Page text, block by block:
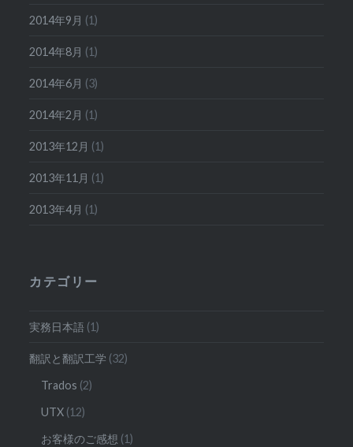
2014年9月 (1)
2014年8月 (1)
2014年6月 (3)
2014年2月 (1)
2013年12月 (1)
2013年11月 (1)
2013年4月 (1)
カテゴリー
実務日本語 (1)
翻訳と翻訳工学 (32)
Trados (2)
UTX (12)
お客様のご感想 (1)